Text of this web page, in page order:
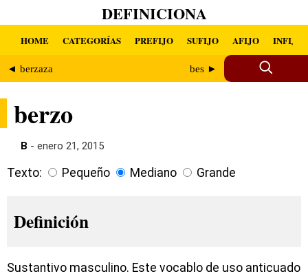
DEFINICIONA
HOME CATEGORÍAS PREFIJO SUFIJO AFIJO INFIJO
◄ berzaza bes ►
berzo
B - enero 21, 2015
Texto: Pequeño Mediano Grande
Definición
Sustantivo masculino. Este vocablo de uso anticuado